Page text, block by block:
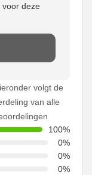
deze
volgt de
van alle
100%
0%
0%
0%